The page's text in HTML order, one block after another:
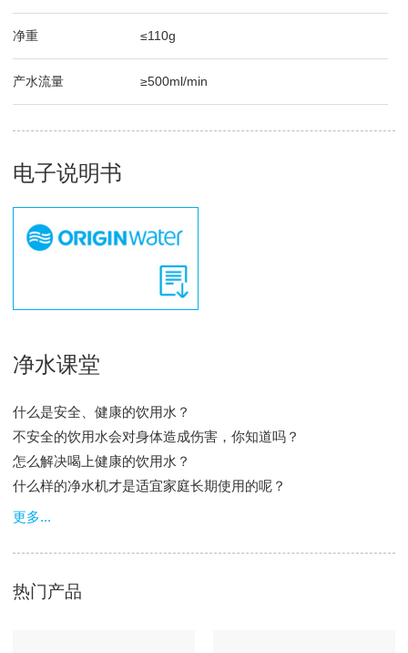
净重 ≤110g
产水流量 ≥500ml/min
电子说明书
净水课堂
什么是安全、健康的饮用水？
不安全的饮用水会对身体造成伤害，你知道吗？
怎么解决喝上健康的饮用水？
什么样的净水机才是适宜家庭长期使用的呢？
更多...
热门产品